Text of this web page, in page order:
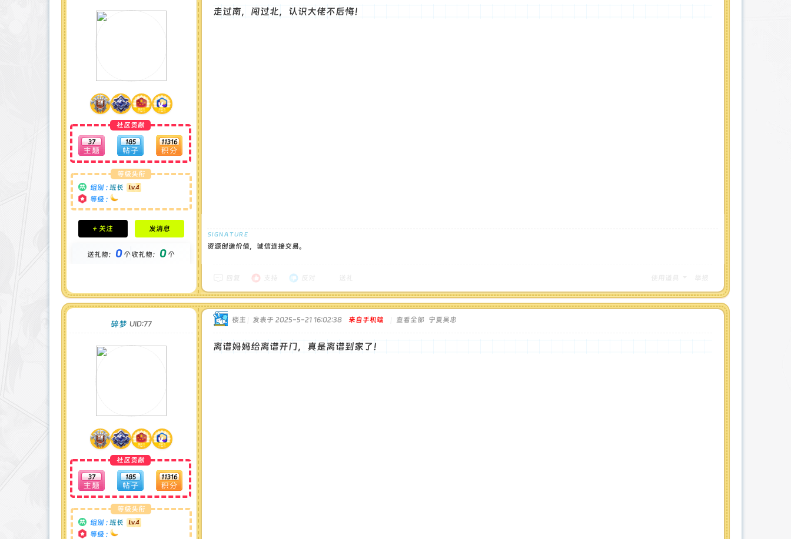
社区贡献
37 185 11316
等级头衔
组别 : 班长
等级 :
积分成就
钻石 : 0 颗
金币 : 0 枚
+ 关注 发消息
送礼物： 0个收礼物： 0个
走过南，闯过北，认识大佬不后悔！
资源创造价值，诚信连接交易。
碎梦 UID:77
社区贡献
37 185 11316
等级头衔
组别 : 班长
等级 :
楼主 发表于 2025-5-21 16:02:38 来自手机端 查看全部 宁夏吴忠
离谱妈妈给离谱开门，真是离谱到家了！